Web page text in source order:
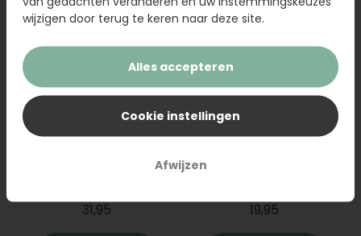
31,95 19,95
wijzigen door terug te keren naar deze site.
Alles accepteren
Cookie instellingen
Afwijzen